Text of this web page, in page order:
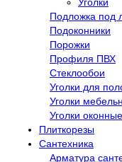
Уголки
Подложка под
Подоконники
Порожки
Профиля ПВХ
Стеклообои
Уголки для
Уголки
Уголки оконные
Плиткорезы
Сантехника
Арматура